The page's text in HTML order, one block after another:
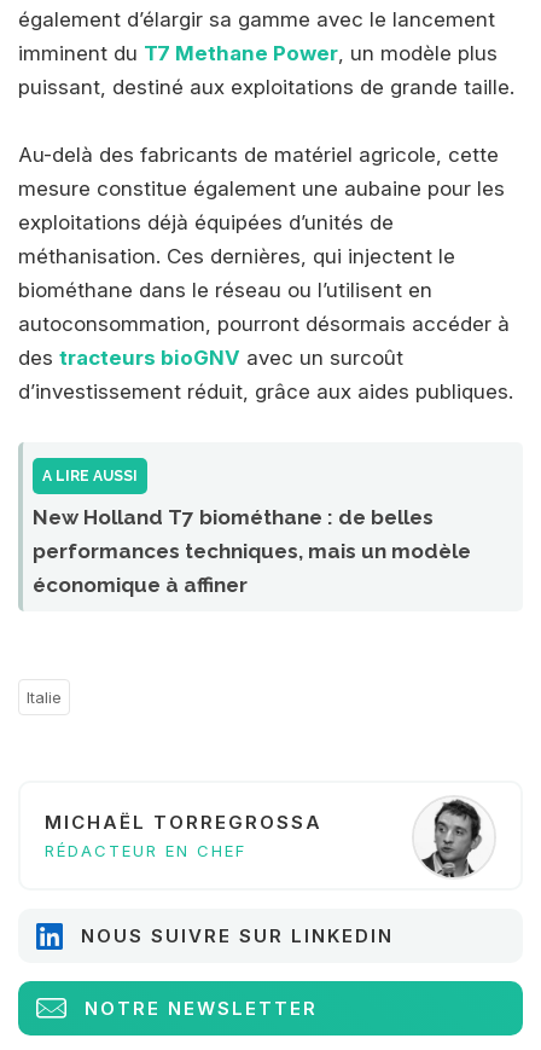
également d’élargir sa gamme avec le lancement
imminent du T7 Methane Power, un modèle plus
puissant, destiné aux exploitations de grande taille.
Au-delà des fabricants de matériel agricole, cette
mesure constitue également une aubaine pour les
exploitations déjà équipées d’unités de
méthanisation. Ces dernières, qui injectent le
biométhane dans le réseau ou l’utilisent en
autoconsommation, pourront désormais accéder à
des tracteurs bioGNV avec un surcoût
d’investissement réduit, grâce aux aides publiques.
A LIRE AUSSI
New Holland T7 biométhane : de belles
performances techniques, mais un modèle
économique à affiner
Italie
MICHAËL TORREGROSSA
RÉDACTEUR EN CHEF
NOUS SUIVRE SUR LINKEDIN
NOTRE NEWSLETTER